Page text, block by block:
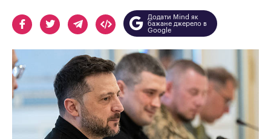
Додати Mind як
бажане джерело в
Google